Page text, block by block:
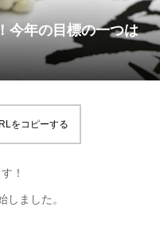
今年の目標の一つは
をコピーする
！
しました。